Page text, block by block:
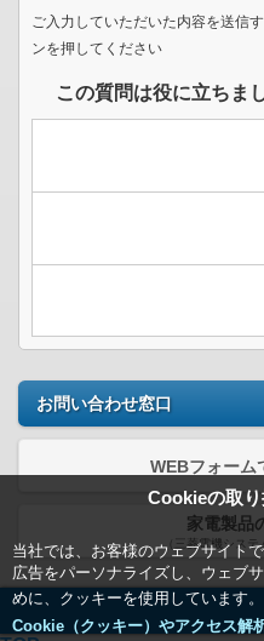
Cookieの取
当社では、お客様のウェブサイト
広告をパーソナライズし、ウェブ
めに、クッキーを使用しています。
Cookie（クッキー）やアクセス解
ご入力していただいた内容を送信
ンを押してください
この質問は役に立ちま
お問い合わせ窓口
WEBフォーム
家電製品
（三菱電機シス